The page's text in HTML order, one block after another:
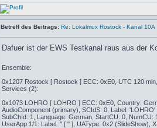
Betreff des Beitrags: Re: Lokalmux Rostock - Kanal 10A
Dafuer ist der EWS Testkanal raus aus der
Ensemble:
0x1207 Rostock [ Rostock ] ECC: 0xE0, UTC 120
Services (2):
0x1073 LOHRO [ LOHRO ] ECC: 0xE0, Country:
AudioComponent (primary), SCIdS: 0, Label:
SubChId: 1, Language: German, StartCU: 0,
UserApp 1/1: Label: '' [ '' ], UAType: 0x2 (SlideShow),